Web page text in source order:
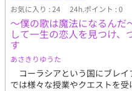
お気に入り : 24 24h.ポイント : 0
～僕の歌は魔法になるんだ
して一生の恋人を見つけ、
す
あさきりゆうた
コーラシアという国にブレ
では様々な授業やクエストを